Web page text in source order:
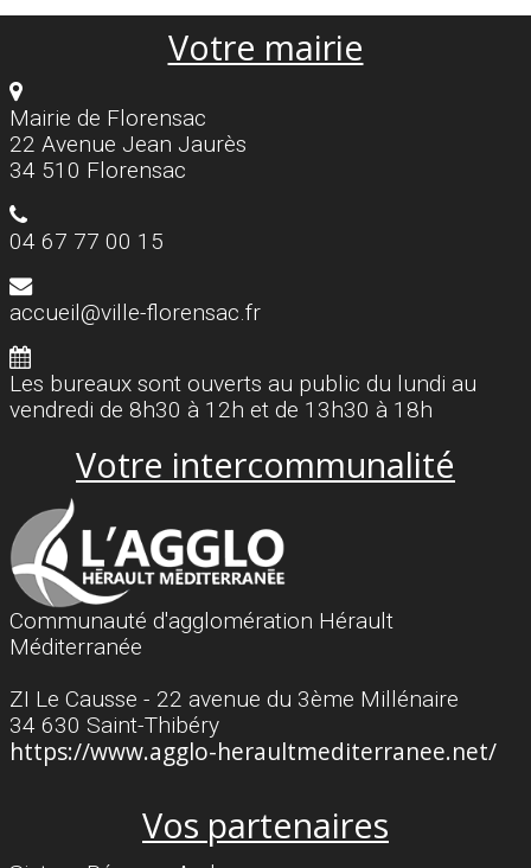
Votre mairie
Mairie de Florensac
22 Avenue Jean Jaurès
34 510 Florensac
04 67 77 00 15
accueil@ville-florensac.fr
Les bureaux sont ouverts au public du lundi au
vendredi de 8h30 à 12h et de 13h30 à 18h
Votre intercommunalité
Communauté d'agglomération Hérault
Méditerranée
ZI Le Causse - 22 avenue du 3ème Millénaire
34 630 Saint-Thibéry
https://www.agglo-heraultmediterranee.net/
Vos partenaires